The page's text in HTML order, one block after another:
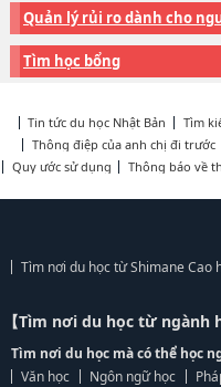
Quản lý rủi ro dành cho
Tìm học bổng
Tin tức du học Nhật Bản Tìm
Thông điệp của anh chị đi trước
Quy ước sử dụng
Thông báo về
Tìm nơi du học từ Shimane Cao
【Tìm nơi du học từ ngành
Tìm nơi du học mà có thể học
Văn học
Ngôn ngữ học